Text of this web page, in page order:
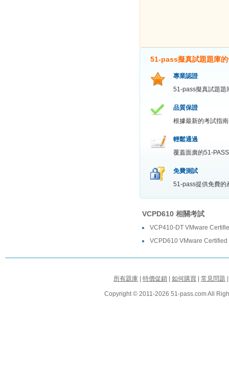
51-pass擬真試題題庫
專業認證
51-pass擬真試題題
品質保證
根據最新的考試指
輕鬆通過
覆蓋面廣的51-
免費測試
51-pass提供免費的
VCPD610 相關考試
VCP410-DT VMware
VCPD610 VMware
所有題庫 | 特價促銷 | 如何購買 | 常見問題
Copyright © 2011-2026 51-pass.com All